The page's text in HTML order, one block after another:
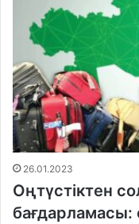
26.01.2023
Оңтүстіктен